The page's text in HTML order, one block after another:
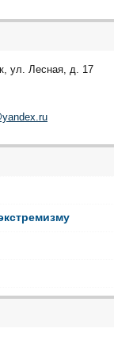
ул. Лесная, д. 17